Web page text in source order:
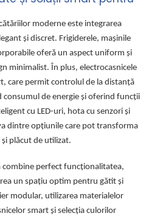
moderne este integrarea
și discret. Frigiderele, mașinile
oferă un aspect uniform și
minimalist. În plus, electrocasnicele
care permit controlul de la distanță
de energie și oferind funcții
cu LED-uri, hota cu senzori și
dintre opțiunile care pot transforma
plăcut de utilizat.
combine perfect funcționalitatea,
un spațiu optim pentru gătit și
modular, utilizarea materialelor
smart și selecția culorilor